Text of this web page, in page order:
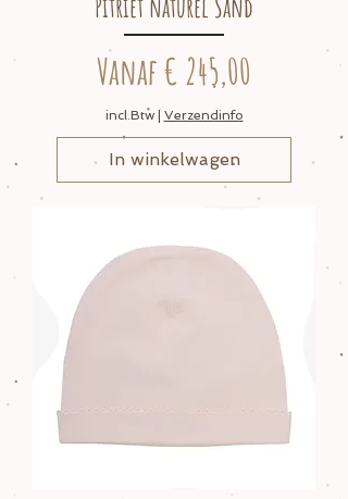
Pitriet naturel Sand
Vanaf€ 245,00
Verkoopprijs
incl.Btw Verzendinfo
In winkelwagen